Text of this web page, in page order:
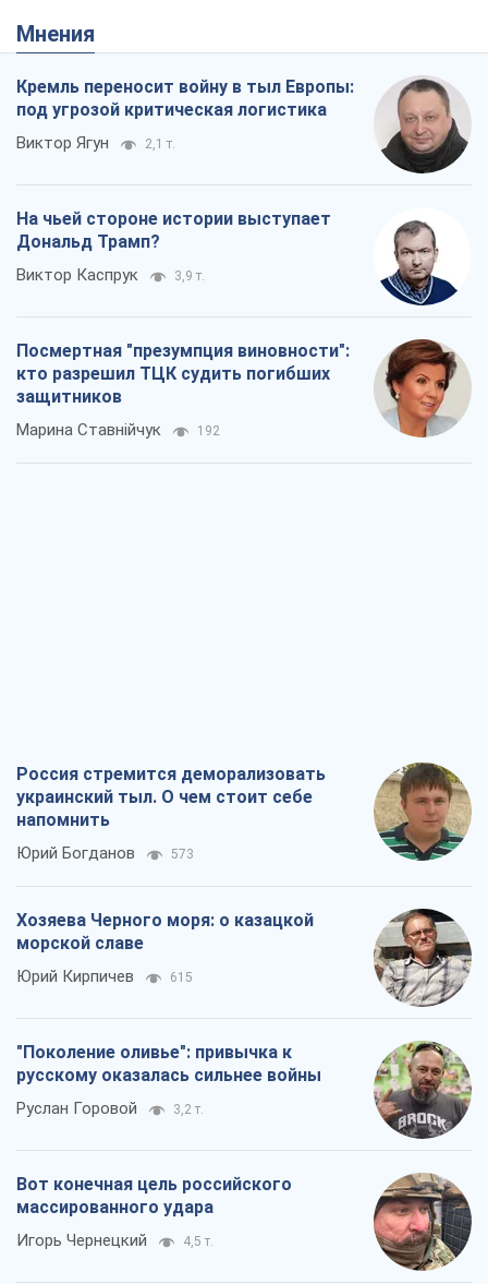
Мнения
Кремль переносит войну в тыл Европы:
под угрозой критическая логистика
Виктор Ягун 2,1 т.
На чьей стороне истории выступает
Дональд Трамп?
Виктор Каспрук 3,9 т.
Посмертная "презумпция виновности":
кто разрешил ТЦК судить погибших
защитников
Марина Ставнійчук 192
Россия стремится деморализовать
украинский тыл. О чем стоит себе
напомнить
Юрий Богданов 573
Хозяева Черного моря: о казацкой
морской славе
Юрий Кирпичев 615
"Поколение оливье": привычка к
русскому оказалась сильнее войны
Руслан Горовой 3,2 т.
Вот конечная цель российского
массированного удара
Игорь Чернецкий 4,5 т.